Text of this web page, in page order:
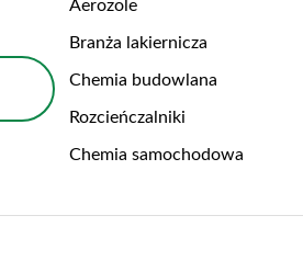
Aerozole
Branża lakiernicza
Chemia budowlana
Rozcieńczalniki
Chemia samochodowa